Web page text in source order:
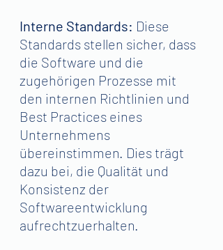
Interne Standards: Diese
Standards stellen sicher, dass
die Software und die
zugehörigen Prozesse mit
den internen Richtlinien und
Best Practices eines
Unternehmens
übereinstimmen. Dies trägt
dazu bei, die Qualität und
Konsistenz der
Softwareentwicklung
aufrechtzuerhalten.